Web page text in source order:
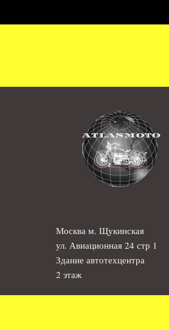
Москва м. Щукинская
ул. Авиационная 24 стр 1
Здание автотехцентра
2 этаж